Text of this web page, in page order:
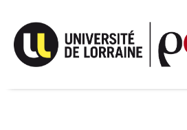
content